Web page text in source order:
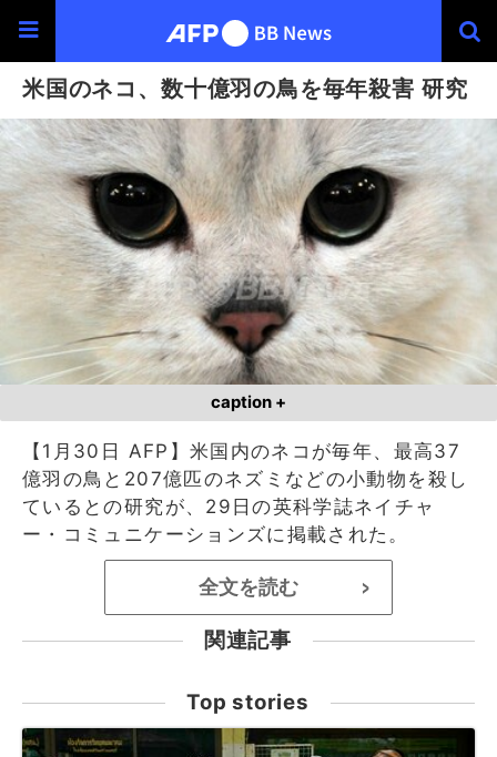
米国のネコ、数十億羽の鳥を毎年殺害 研究
caption +
【1月30日 AFP】米国内のネコが毎年、最高37
億羽の鳥と207億匹のネズミなどの小動物を殺し
ているとの研究が、29日の英科学誌ネイチャ
ー・コミュニケーションズに掲載された。
全文を読む >
関連記事
Top stories